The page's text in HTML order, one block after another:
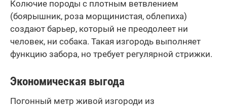
Колючие породы с плотным ветвлением
(боярышник, роза морщинистая, облепиха)
создают барьер, который не преодолеет ни
человек, ни собака. Такая изгородь выполняет
функцию забора, но требует регулярной стрижки.
Экономическая выгода
Погонный метр живой изгороди из